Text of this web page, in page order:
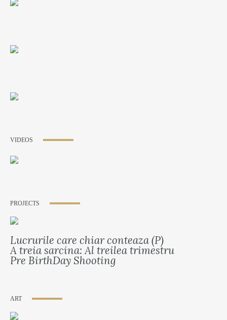
VIDEOS
PROJECTS
Lucrurile care chiar conteaza (P)
A treia sarcina: Al treilea trimestru
Pre BirthDay Shooting
ART